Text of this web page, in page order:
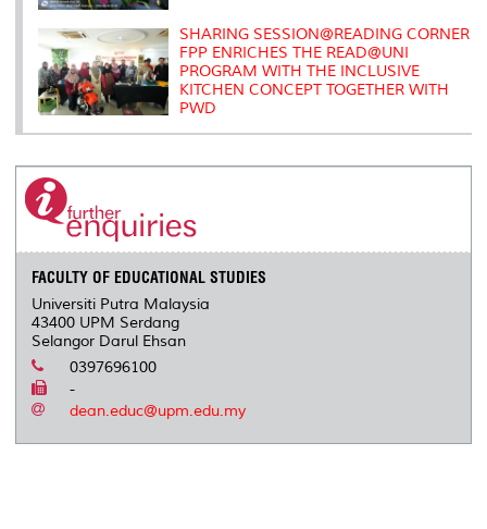
SHARING SESSION@READING CORNER
FPP ENRICHES THE READ@UNI
PROGRAM WITH THE INCLUSIVE
KITCHEN CONCEPT TOGETHER WITH
PWD
FACULTY OF EDUCATIONAL STUDIES
Universiti Putra Malaysia
43400 UPM Serdang
Selangor Darul Ehsan
0397696100
-
dean.educ@upm.edu.my